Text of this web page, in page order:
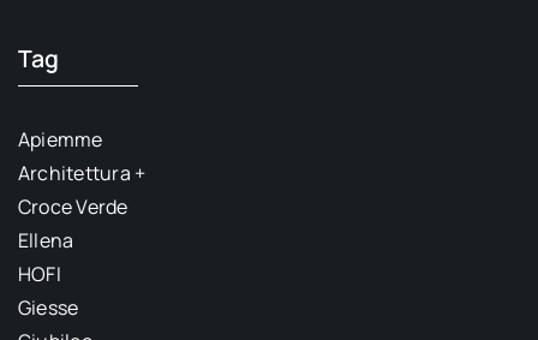
Tag
Apiemme
Architettura +
Croce Verde
Ellena
HOFI
Giesse